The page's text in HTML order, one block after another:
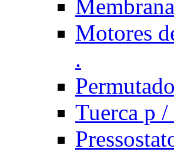
Motores
.
Tuerca p /